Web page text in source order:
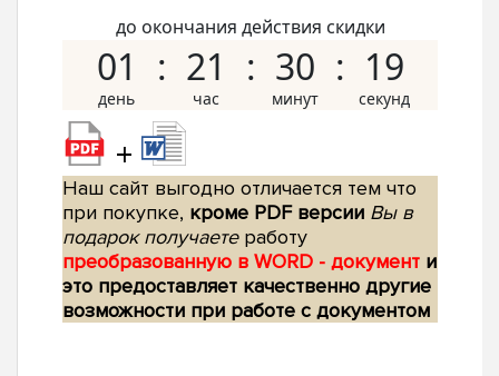
до окончания действия скидки
01 21 30 18
+
Наш сайт выгодно отличается тем что
при покупке, кроме PDF версии Вы в
подарок получаетеработу
преобразованную в WORD - документ и
это предоставляет качественно другие
возможности при работе с документом